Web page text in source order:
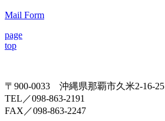
Mail Form
page
top
〒900-0033 沖縄県那覇市久米2-16-25
TEL／098-863-2191
FAX／098-863-2247